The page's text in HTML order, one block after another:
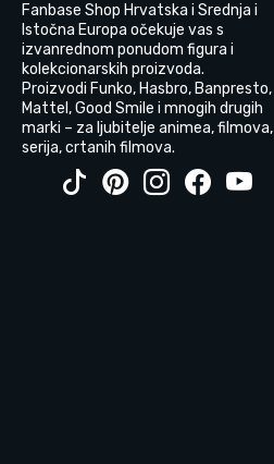
Fanbase Shop Hrvatska i Srednja i
Istočna Europa očekuje vas s
izvanrednom ponudom figura i
kolekcionarskih proizvoda.
Proizvodi Funko, Hasbro, Banpresto,
Mattel, Good Smile i mnogih drugih
marki – za ljubitelje animea, filmova,
serija, crtanih filmova.